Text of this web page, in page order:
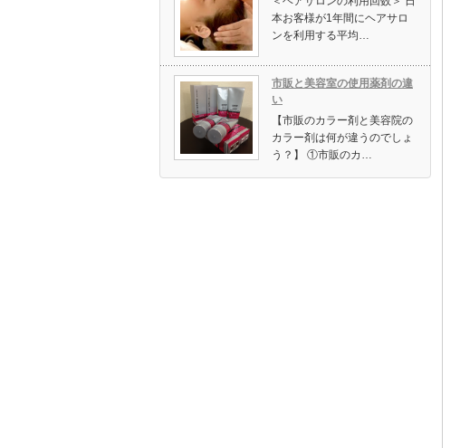
本お客様が1年間にヘアサロ
ンを利用する平均…
市販と美容室の使用薬剤の違
い
【市販のカラー剤と美容院の
カラー剤は何が違うのでしょ
う？】 ①市販のカ…